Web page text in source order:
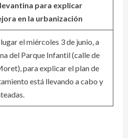
para explicar
en la urbanización
el miércoles 3 de junio, a
del Parque Infantil (calle de
para explicar el plan de
está llevando a cabo y